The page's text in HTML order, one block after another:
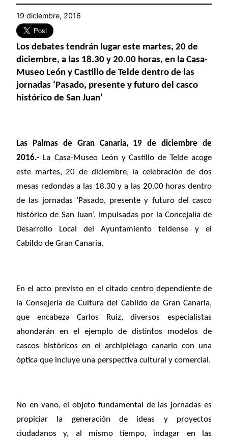
19 diciembre, 2016
Los debates tendrán lugar este martes, 20 de
diciembre, a las 18.30 y 20.00 horas, en la Casa-
Museo León y Castillo de Telde dentro de las
jornadas ‘Pasado, presente y futuro del casco
histórico de San Juan’
Las Palmas de Gran Canaria, 19 de diciembre de
2016.- La Casa-Museo León y Castillo de Telde acoge
este martes, 20 de diciembre, la celebración de dos
mesas redondas a las 18.30 y a las 20.00 horas dentro
de las jornadas ‘Pasado, presente y futuro del casco
histórico de San Juan’, impulsadas por la Concejalía de
Desarrollo Local del Ayuntamiento teldense y el
Cabildo de Gran Canaria.
En el acto previsto en el citado centro dependiente de
la Consejería de Cultura del Cabildo de Gran Canaria,
que encabeza Carlos Ruiz, diversos especialistas
ahondarán en el ejemplo de distintos modelos de
cascos históricos en el archipiélago canario con una
óptica que incluye una perspectiva cultural y comercial.
No en vano, el objeto fundamental de las jornadas es
propiciar la generación de ideas y proyectos
ciudadanos y, al mismo tiempo, indagar en las